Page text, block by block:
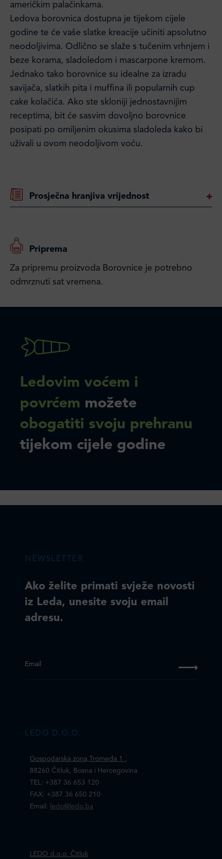
američkim palačinkama.
Ledova borovnica dostupna je tijekom cijele
godine te će vaše slatke kreacije učiniti apsolutno
neodoljivima. Odlično se slaže s tučenim vrhnjem i
beze korama, sladoledom i mascarpone kremom.
Jednako tako borovnice su idealne za izradu
savijača, slatkih pita i muffina ili popularnih cup
cake kolačića. Ako ste skloniji jednostavnijim
receptima, bit će sasvim dovoljno borovnice
posipati po omiljenim okusima sladoleda kako bi
uživali u ovom neodoljivom voću.
Prosječna hranjiva vrijednost
Priprema
Za pripremu proizvoda Borovnice je potrebno
odmrznuti sat vremena.
Ledovim voćem i
povrćem možete
obogatiti svoju prehranu
tijekom cijele godine
NEWSLETTER
Ako želite primati svježe novosti
iz Leda, unesite svoju email
adresu.
Email
LEDO D.O.O.
Gospodarska zona,Tromeđa 1 ,
88260 Čitluk, Bosna i Hercegovina
TEL: +387 36 653 120
FAX: +387 36 650 210
Email:
ledo@ledo.ba
LEDO d.o.o. Čitluk